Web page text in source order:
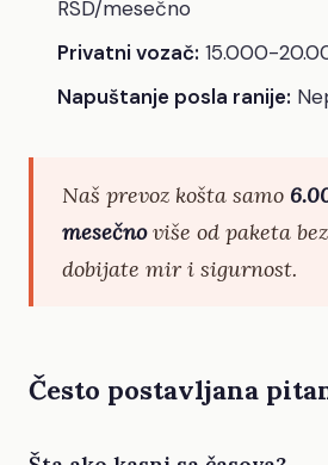
RSD/mesečno
Privatni vozač: 15.000-
Napuštanje posla ranije:
Naš prevoz košta samo
mesečnoviše od paketa
dobijate mir i sigurnost.
Često postavljana